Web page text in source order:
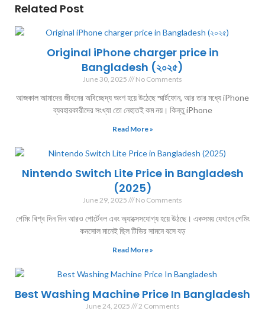
Related Post
Original iPhone charger price in
Bangladesh (২০২৫)
June 30, 2025 No Comments
আজকাল আমাদের জীবনের অবিচ্ছেদ্য অংশ হয়ে উঠেছে স্মার্টফোন, আর তার মধ্যে iPhone
ব্যবহারকারীদের সংখ্যা তো নেহাতই কম নয়। কিন্তু iPhone
Read More »
Nintendo Switch Lite Price in Bangladesh
(2025)
June 29, 2025 No Comments
গেমিং বিশ্ব দিন দিন আরও পোর্টেবল এবং অ্যাক্সেসযোগ্য হয়ে উঠছে। একসময় যেখানে গেমিং
কনসোল মানেই ছিল টিভির সামনে বসে বড়
Read More »
Best Washing Machine Price In Bangladesh
June 24, 2025 2 Comments